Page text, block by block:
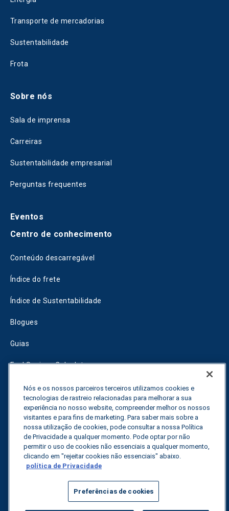
Transporte de mercadorias
Sustentabilidade
Frota
Sobre nós
Sala de imprensa
Carreiras
Sustentabilidade empresarial
Perguntas frequentes
Eventos
Centro de conhecimento
Conteúdo descarregável
Índice do frete
Índice de Sustentabilidade
Blogues
Guias
Fuel Savings Calculator
Calculadora de otimização do transporte
Rastreador de tarifas
Contactar-nos
Todos os direitos reservados. Política de privacidade
Nós e os nossos parceiros terceiros utilizamos cookies e
tecnologias de rastreio relacionadas para melhorar a sua
experiência no nosso website, compreender melhor os nossos
visitantes e para fins de marketing. Para saber mais sobre a
nossa utilização de cookies, pode consultar a nossa Política
de Privacidade a qualquer momento. Pode optar por não
permitir o uso de cookies não essenciais a qualquer momento,
clicando em "rejeitar cookies não essenciais" abaixo.
política de Privacidade
Preferências de cookies